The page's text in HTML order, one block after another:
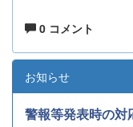
0 コメント
お知らせ
警報等発表時の対